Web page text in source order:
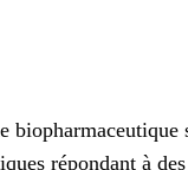
répondant à